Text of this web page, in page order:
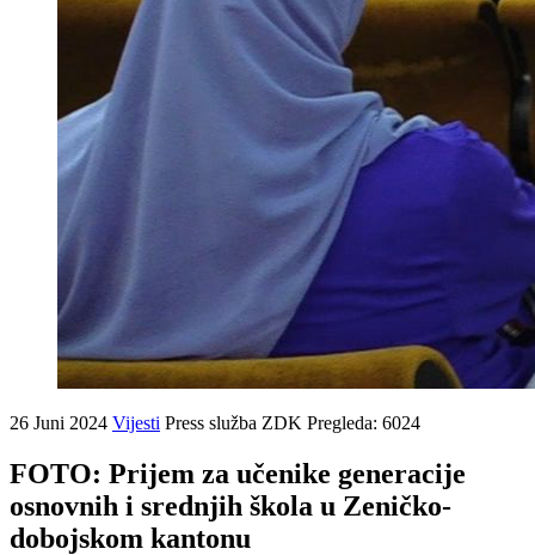
26 Juni 2024 Vijesti Press služba ZDK Pregleda: 6024
FOTO: Prijem za učenike generacije
osnovnih i srednjih škola u Zeničko-
dobojskom kantonu